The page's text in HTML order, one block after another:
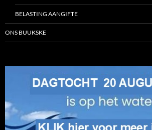
BELASTING AANGIFTE
ONS BUUKSKE